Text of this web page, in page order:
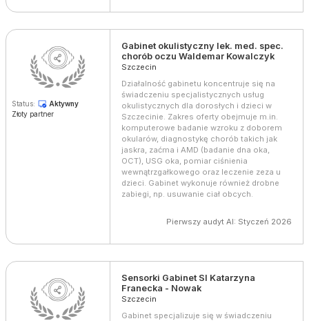
Status:
Aktywny
Złoty partner
Gabinet okulistyczny lek. med. spec.
chorób oczu Waldemar Kowalczyk
Szczecin
Działalność gabinetu koncentruje się na
świadczeniu specjalistycznych usług
okulistycznych dla dorosłych i dzieci w
Szczecinie. Zakres oferty obejmuje m.in.
komputerowe badanie wzroku z doborem
okularów, diagnostykę chorób takich jak
jaskra, zaćma i AMD (badanie dna oka,
OCT), USG oka, pomiar ciśnienia
wewnątrzgałkowego oraz leczenie zeza u
dzieci. Gabinet wykonuje również drobne
zabiegi, np. usuwanie ciał obcych.
Pierwszy audyt AI: Styczeń 2026
Sensorki Gabinet SI Katarzyna
Franecka - Nowak
Szczecin
Gabinet specjalizuje się w świadczeniu